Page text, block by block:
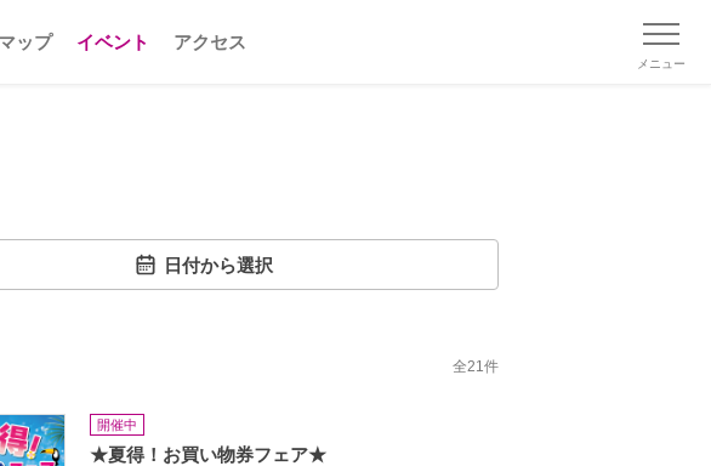
ップ イベント アクセス
メニュー
日付から選択
全21件
開催中
★夏得！お買い物券フェア★